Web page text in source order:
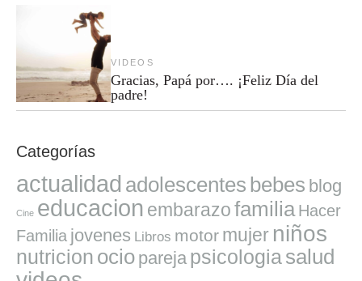
VIDEOS
Gracias, Papá por…. ¡Feliz Día del
padre!
Categorías
actualidad adolescentes bebes blog
Cine educacion embarazofamilia Hacer
Familia jovenes Libros motor mujer niños
nutricion ocio pareja psicologiasalud